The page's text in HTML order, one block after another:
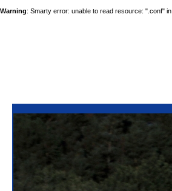
Warning: Smarty error: unable to read resource: ".conf" in